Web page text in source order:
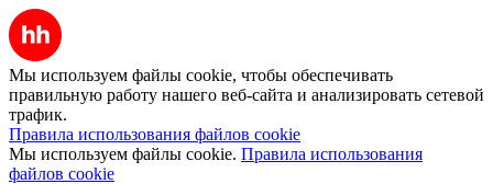
Мы используем файлы cookie, чтобы обеспечивать
правильную работу нашего веб-сайта и анализировать сетевой
трафик.
Правила использования файлов cookie
Мы используем файлы cookie. Правила использования
файлов cookie